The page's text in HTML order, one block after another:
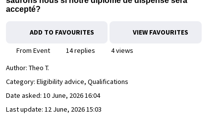
accepté?
ADD TO FAVOURITES VIEW FAVOURITES
From Event 14 replies
4 views
Author: Theo T.
Category: Eligibility advice, Qualifications
Date asked: 10 June, 2026 16:04
Last update: 12 June, 2026 15:03